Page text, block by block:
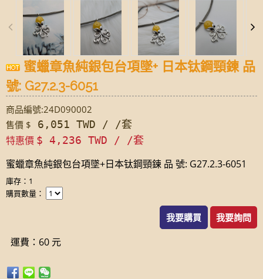
蜜蠟章魚純銀包台項墜+ 日本钛鋼頸鍊 品
號: G27.2.3-6051
商品編號:24D090002
售價 $ 6,051 TWD / /套
特惠價 $ 4,236 TWD / /套
蜜蠟章魚純銀包台項墜+日本钛鋼頸鍊 品 號: G27.2.3-6051
庫存：1
購買數量：
我要購買 我要詢問
運費：60 元